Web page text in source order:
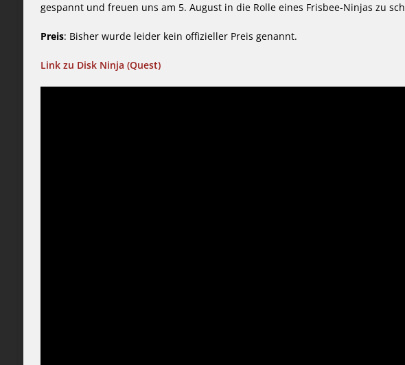
gespannt und freuen uns am 5. August in die Rolle eines Frisbee-Ninjas zu
Preis: Bisher wurde leider kein offizieller Preis genannt.
Link zu Disk Ninja (Quest)